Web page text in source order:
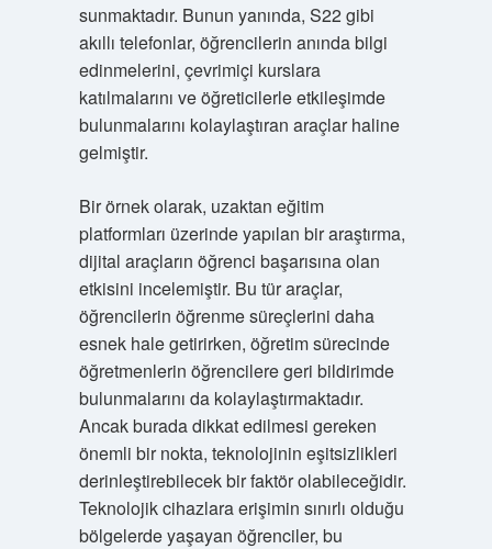
sunmaktadır. Bunun yanında, S22 gibi
akıllı telefonlar, öğrencilerin anında bilgi
edinmelerini, çevrimiçi kurslara
katılmalarını ve öğreticilerle etkileşimde
bulunmalarını kolaylaştıran araçlar haline
gelmiştir.
Bir örnek olarak, uzaktan eğitim
platformları üzerinde yapılan bir araştırma,
dijital araçların öğrenci başarısına olan
etkisini incelemiştir. Bu tür araçlar,
öğrencilerin öğrenme süreçlerini daha
esnek hale getirirken, öğretim sürecinde
öğretmenlerin öğrencilere geri bildirimde
bulunmalarını da kolaylaştırmaktadır.
Ancak burada dikkat edilmesi gereken
önemli bir nokta, teknolojinin eşitsizlikleri
derinleştirebilecek bir faktör olabileceğidir.
Teknolojik cihazlara erişimin sınırlı olduğu
bölgelerde yaşayan öğrenciler, bu